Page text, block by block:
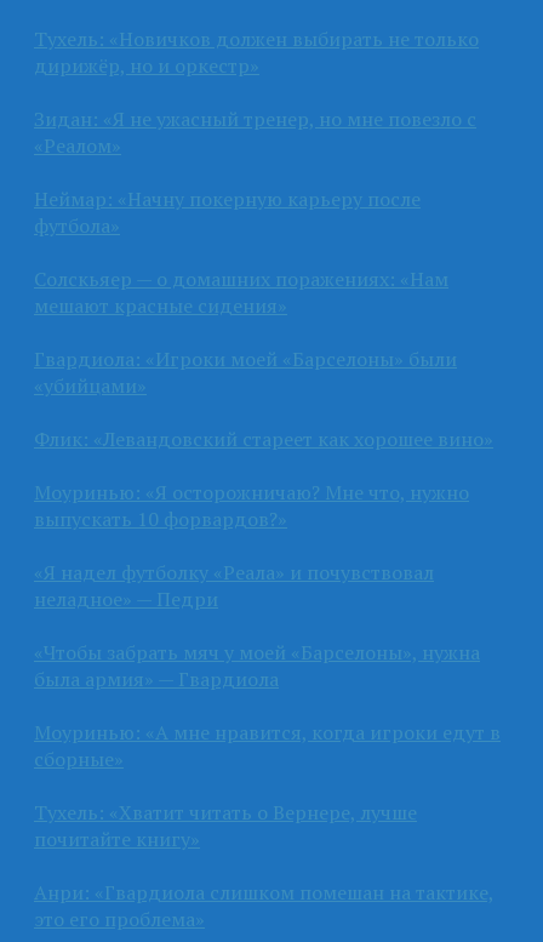
Тухель: «Новичков должен выбирать не только
дирижёр, но и оркестр»
Зидан: «Я не ужасный тренер, но мне повезло с
«Реалом»
Неймар: «Начну покерную карьеру после
футбола»
Солскьяер — о домашних поражениях: «Нам
мешают красные сидения»
Гвардиола: «Игроки моей «Барселоны» были
«убийцами»
Флик: «Левандовский стареет как хорошее вино»
Моуринью: «Я осторожничаю? Мне что, нужно
выпускать 10 форвардов?»
«Я надел футболку «Реала» и почувствовал
неладное» — Педри
«Чтобы забрать мяч у моей «Барселоны», нужна
была армия» — Гвардиола
Моуринью: «А мне нравится, когда игроки едут в
сборные»
Тухель: «Хватит читать о Вернере, лучше
почитайте книгу»
Анри: «Гвардиола слишком помешан на тактике,
это его проблема»